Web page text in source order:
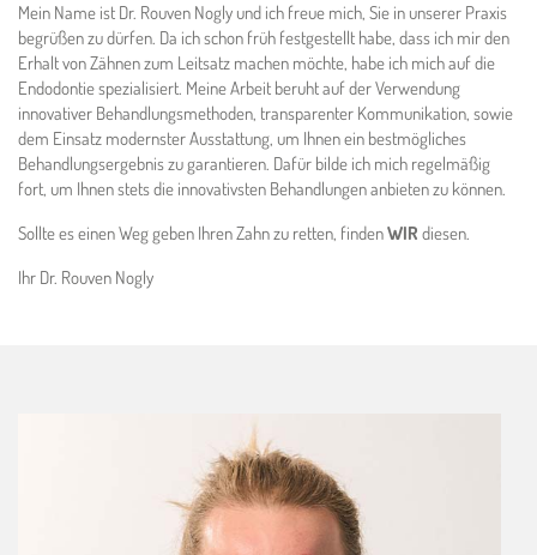
Mein Name ist Dr. Rouven Nogly und ich freue mich, Sie in unserer Praxis
begrüßen zu dürfen. Da ich schon früh festgestellt habe, dass ich mir den
Erhalt von Zähnen zum Leitsatz machen möchte, habe ich mich auf die
Endodontie spezialisiert. Meine Arbeit beruht auf der Verwendung
innovativer Behandlungsmethoden, transparenter Kommunikation, sowie
dem Einsatz modernster Ausstattung, um Ihnen ein bestmögliches
Behandlungsergebnis zu garantieren. Dafür bilde ich mich regelmäßig
fort, um Ihnen stets die innovativsten Behandlungen anbieten zu können.
Sollte es einen Weg geben Ihren Zahn zu retten, findenWIR diesen.
Ihr Dr. Rouven Nogly